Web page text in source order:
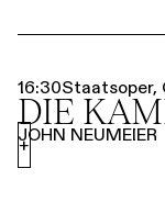
16:30Staatsoper,
DIE
JOHN NEUMEIER
+